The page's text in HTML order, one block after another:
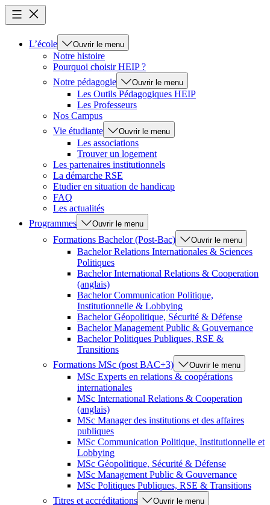
L’école Ouvrir le menu
Notre histoire
Pourquoi choisir HEIP ?
Notre pédagogie
Ouvrir le menu
Les Outils Pédagogiques HEIP
Les Professeurs
Nos Campus
Vie étudiante
Ouvrir le menu
Les associations
Trouver un logement
Les partenaires institutionnels
La démarche RSE
Etudier en situation de handicap
FAQ
Les actualités
Programmes
Ouvrir le menu
Formations Bachelor (Post-Bac) Ouvrir le menu
Bachelor Relations Internationales & Sciences
Politiques
Bachelor International Relations & Cooperation
(anglais)
Bachelor Communication Politique,
Institutionnelle & Lobbying
Bachelor Géopolitique, Sécurité & Défense
Bachelor Management Public & Gouvernance
Bachelor Politiques Publiques, RSE &
Transitions
Formations MSc (post BAC+3)
Ouvrir le menu
MSc Experts en relations & coopérations
internationales
MSc International Relations & Cooperation
(anglais)
MSc Manager des institutions et des affaires
publiques
MSc Communication Politique, Institutionnelle et
Lobbying
MSc Géopolitique, Sécurité & Défense
MSc Management Public & Gouvernance
MSc Politiques Publiques, RSE & Transitions
Titres et accréditations
Ouvrir le menu